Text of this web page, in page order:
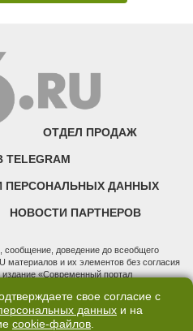
ОТДЕЛ ПРОДАЖ
ПЕРСОНАЛЬНЫХ ДАННЫХ
НОВОСТИ ПАРТНЕРОВ
доведение до всеобщего
материалов и их элементов без согласия
«Современный портал
технологий и массовых коммуникаций
ЭЛ № ФС 77 - 76634 от 02.09.2019
ответственностью "66.ру". Юридический
свое согласие с
данных и на
cookie-файлов.